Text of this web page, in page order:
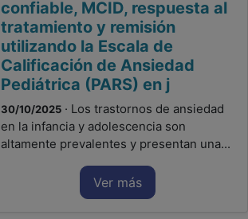
confiable, MCID, respuesta al
tratamiento y remisión
utilizando la Escala de
Calificación de Ansiedad
Pediátrica (PARS) en j
30/10/2025 · Los trastornos de ansiedad
en la infancia y adolescencia son
altamente prevalentes y presentan una...
Ver más